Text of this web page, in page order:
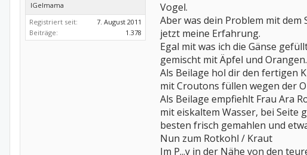
IGelmama
Registriert seit:
7. August 2011
Beiträge:
1.378
Vogel.
Aber was dein Problem mit
jetzt meine Erfahrung.
Egal mit was ich die Gänse
gemischt mit Äpfel und Orangen.
Als Beilage hol dir den fertigen
mit Croutons füllen wegen der
Als Beilage empfiehlt Frau Ara
mit eiskaltem Wasser, bei Seite
besten frisch gemahlen und
Nun zum Rotkohl / Kraut
Im P...y in der Nähe von den